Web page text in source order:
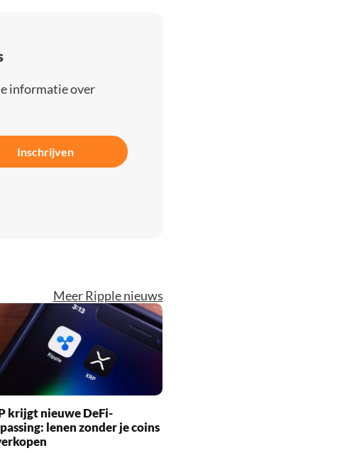
informatie over
Inschrijven
Meer Ripple nieuws
krijgt nieuwe DeFi-
lenen zonder je coins